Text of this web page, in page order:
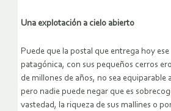
Una explotación a cielo abierto
Puede que la postal que entrega hoy
patagónica, con sus pequeños cerros
de millones de años, no sea equiparable
pero nadie puede negar que es
vastedad, la riqueza de sus mallines o